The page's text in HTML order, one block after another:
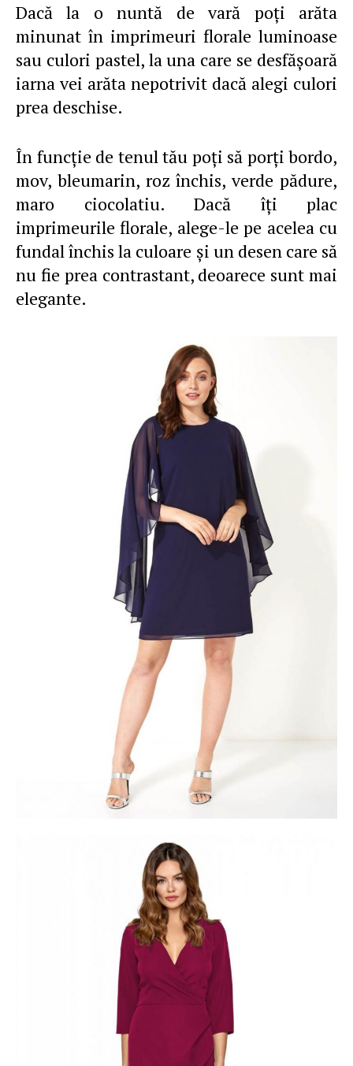
Dacă la o nuntă de vară poţi arăta
minunat în imprimeuri florale luminoase
sau culori pastel, la una care se desfăşoară
iarna vei arăta nepotrivit dacă alegi culori
prea deschise.
În funcţie de tenul tău poţi să porţi bordo,
mov, bleumarin, roz închis, verde pădure,
maro ciocolatiu. Dacă îţi plac
imprimeurile florale, alege-le pe acelea cu
fundal închis la culoare şi un desen care să
nu fie prea contrastant, deoarece sunt mai
elegante.